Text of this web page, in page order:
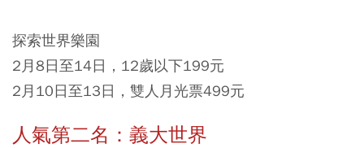
探索世界樂園
2月8日至14日，12歲以下199元
2月10日至13日，雙人月光票499元
人氣第二名：義大世界